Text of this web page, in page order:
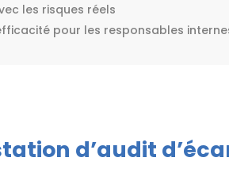
les risques réels
pour les responsables
d’audit